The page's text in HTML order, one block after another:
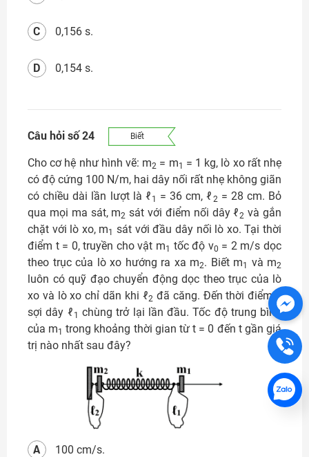
0,156 s.
C
0,154 s.
D
Câu hỏi số 24 Biết
Cho cơ hệ như hình vẽ: m2 = m1
= 1 kg, lò xo rất nhẹ
có độ cứng 100 N/m, hai dây nối rất nhẹ không giãn
có chiều dài lần lượt là ℓ 1 = 36 cm, ℓ 2 = 28 cm. Bỏ
qua mọi ma sát, m2 sát với điểm nối dây ℓ2 và gắn
chặt với lò xo, m1
sát với đầu dây nối lò xo. Tại thời
điểm t = 0, truyền cho vật m1 tốc độ v0 = 2 m/s dọc
theo trục của lò xo hướng ra xa m2. Biết m1 và m2
luôn có quỹ đạo chuyển động dọc theo trục của lò
xo và lò xo chỉ dãn khi ℓ2 đã căng. Đến thời điểm t,
sợi dây ℓ 1
chùng trở lại lần đầu. Tốc độ trung bình
của m1 trong khoảng thời gian từ t = 0 đến t gần giá
trị nào nhất sau đây?
100 cm/s.
A